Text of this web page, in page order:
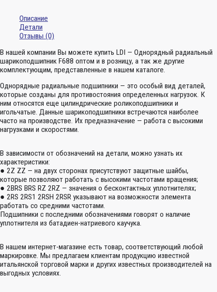
Описание
Детали
Отзывы (0)
В нашей компании Вы можете купить LDI — Однорядный радиальный
шарикоподшипник F688 оптом и в розницу, а так же другие
комплектующим, представленные в нашем каталоге.
Однорядные радиальные подшипники — это особый вид деталей,
которые созданы для противостояния определенных нагрузок. К
ним относятся еще цилиндрические роликоподшипники и
игольчатые. Данные шарикоподшипники встречаются наиболее
часто на производстве. Их предназначение — работа с высокими
нагрузками и скоростями.
В зависимости от обозначений на детали, можно узнать их
характеристики:
● 2Z ZZ — на двух сторонах присутствуют защитные шайбы,
которые позволяют работать с высокими частотами вращения;
● 2BRS BRS RZ 2RZ — значения о бесконтактных уплотнителях;
● 2RS 2RS1 2RSH 2RSR указывают на возможности элемента
работать со средними частотами.
Подшипники с последними обозначениями говорят о наличие
уплотнителя из батадиен-натриевого каучука.
В нашем интернет-магазине есть товар, соответствующий любой
маркировке. Мы предлагаем клиентам продукцию известной
итальянской торговой марки и других известных производителей на
выгодных условиях.